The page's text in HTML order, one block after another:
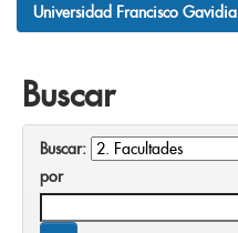
Universidad Francisco Gavidia
Buscar
Buscar:
por